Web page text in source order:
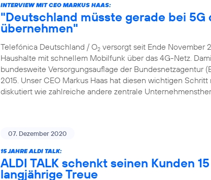
INTERVIEW MIT CEO MARKUS HAAS:
"Deutschland müsste gerade bei 5G
übernehmen"
Telefónica Deutschland / O2 versorgt seit Ende November
Haushalte mit schnellem Mobilfunk über das 4G-Netz.
bundesweite Versorgungsauflage der Bundesnetzagentur
2015. Unser CEO Markus Haas hat diesen wichtigen Schritt
diskutiert wie zahlreiche andere zentrale
07. Dezember 2020
15 JAHRE ALDI TALK:
ALDI TALK schenkt seinen Kunden
langjährige Treue